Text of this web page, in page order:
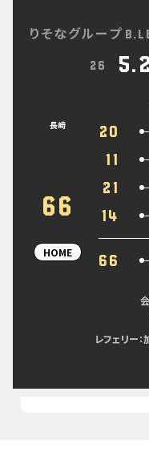
りそなグループ
26
長崎
66
HOME
20
11
21
14
66
レフェリー